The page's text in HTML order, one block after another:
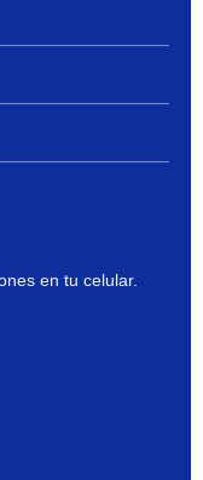
en tu celular.